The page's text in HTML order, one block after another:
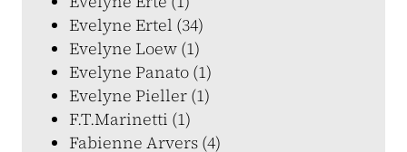
Evelyne Ertel (34)
Evelyne Loew (1)
Evelyne Panato (1)
Evelyne Pieller (1)
F.T.Marinetti (1)
Fabienne Arvers (4)